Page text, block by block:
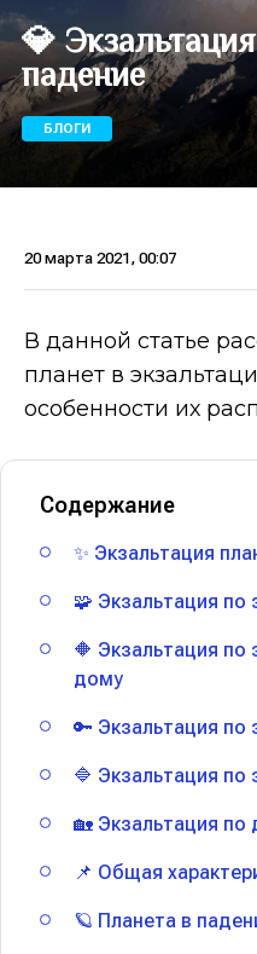
💎
падение
БЛОГИ
20 марта 2021, 00:07
В данной статье
планет в
особенности их
Содержание
✨ Экзальтация
🧩 Экзальтация по
🔶 Экзальтация по
дому
🔑 Экзальтация по
🔷 Экзальтация по
🏡 Экзальтация по
📌 Общая
🪐 Планета в